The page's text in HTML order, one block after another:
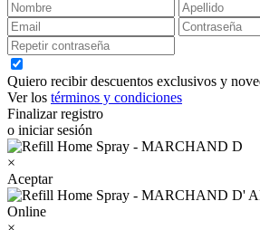
Quiero recibir descuentos exclusivos y
Ver los términos y condiciones
Finalizar registro
o iniciar sesión
×
Aceptar